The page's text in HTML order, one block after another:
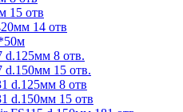
15 отв
14 отв
d.125мм 8 отв.
d.150мм 15 отв.
d.125мм 8 отв
d.150мм 15 отв